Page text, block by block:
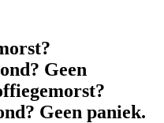
Geen
gemorst?
Geen paniek.